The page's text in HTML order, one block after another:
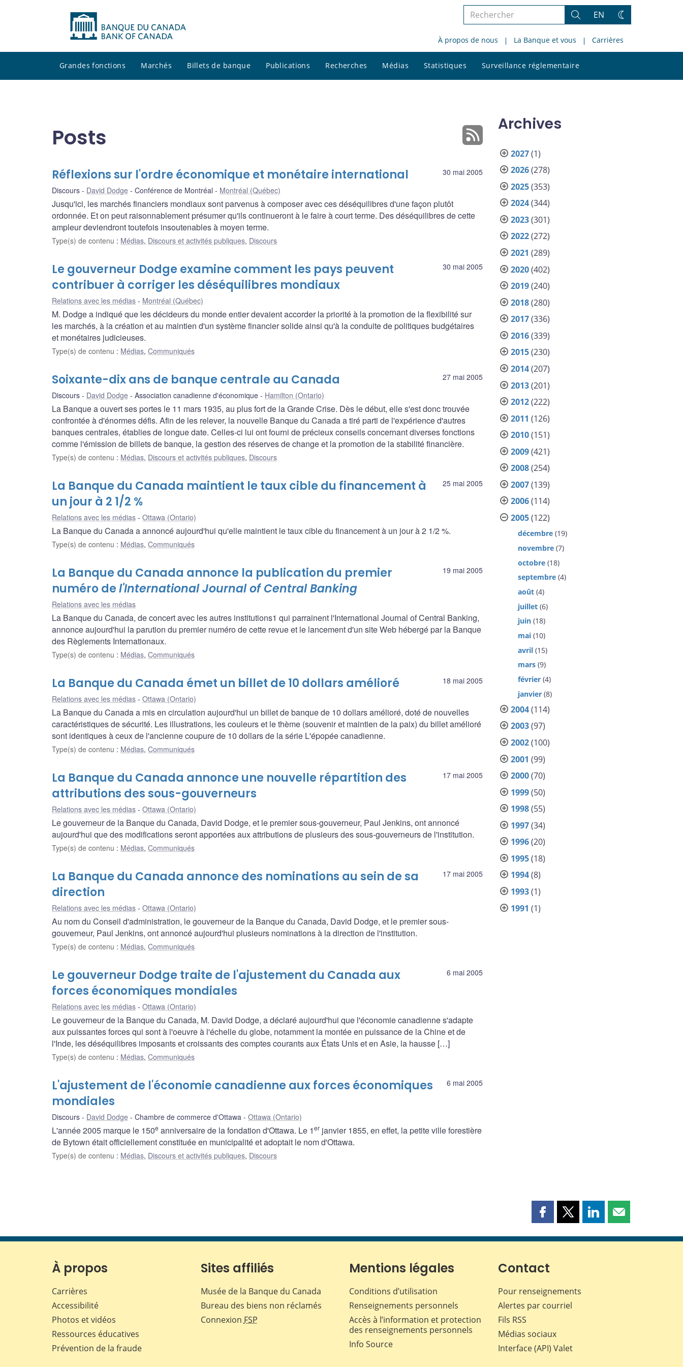
Rechercher
le
site
Rechercher
EN
Changez
thème
À propos de nous La Banque et vous Carrières
Grandes fonctions Marchés Billets de banque Publications Recherches Médias Statistiques Surveillance réglementaire
le
Posts
30 mai 2005
Réflexions sur l'ordre économique et monétaire international
Discours David Dodge Conférence de Montréal Montréal (Québec)
Jusqu'ici, les marchés financiers mondiaux sont parvenus à composer avec ces déséquilibres d'une façon plutôt
ordonnée. Et on peut raisonnablement présumer qu'ils continueront à le faire à court terme. Des déséquilibres de cette
ampleur deviendront toutefois insoutenables à moyen terme.
Type(s) de contenu : Médias, Discours et activités publiques, Discours
30 mai 2005
Le gouverneur Dodge examine comment les pays peuvent
contribuer à corriger les déséquilibres mondiaux
Relations avec les médias Montréal (Québec)
M. Dodge a indiqué que les décideurs du monde entier devaient accorder la priorité à la promotion de la flexibilité sur
les marchés, à la création et au maintien d'un système financier solide ainsi qu'à la conduite de politiques budgétaires
et monétaires judicieuses.
Type(s) de contenu : Médias, Communiqués
27 mai 2005
Soixante-dix ans de banque centrale au Canada
Discours David Dodge Association canadienne d'économique Hamilton (Ontario)
La Banque a ouvert ses portes le 11 mars 1935, au plus fort de la Grande Crise. Dès le début, elle s'est donc trouvée
confrontée à d'énormes défis. Afin de les relever, la nouvelle Banque du Canada a tiré parti de l'expérience d'autres
banques centrales, établies de longue date. Celles-ci lui ont fourni de précieux conseils concernant diverses fonctions
comme l'émission de billets de banque, la gestion des réserves de change et la promotion de la stabilité financière.
Type(s) de contenu : Médias, Discours et activités publiques, Discours
25 mai 2005
La Banque du Canada maintient le taux cible du financement à
un jour à 2 1/2 %
Relations avec les médias Ottawa (Ontario)
La Banque du Canada a annoncé aujourd'hui qu'elle maintient le taux cible du financement à un jour à 2 1/2 %.
Type(s) de contenu : Médias, Communiqués
19 mai 2005
La Banque du Canada annonce la publication du premier
numéro del'International Journal of Central Banking
Relations avec les médias
La Banque du Canada, de concert avec les autres institutions1 qui parrainent l'International Journal of Central Banking,
annonce aujourd'hui la parution du premier numéro de cette revue et le lancement d'un site Web hébergé par la Banque
des Règlements Internationaux.
Type(s) de contenu : Médias, Communiqués
18 mai 2005
La Banque du Canada émet un billet de 10 dollars amélioré
Relations avec les médias Ottawa (Ontario)
La Banque du Canada a mis en circulation aujourd'hui un billet de banque de 10 dollars amélioré, doté de nouvelles
caractéristiques de sécurité. Les illustrations, les couleurs et le thème (souvenir et maintien de la paix) du billet amélioré
sont identiques à ceux de l'ancienne coupure de 10 dollars de la série L'épopée canadienne.
Type(s) de contenu : Médias, Communiqués
17 mai 2005
La Banque du Canada annonce une nouvelle répartition des
attributions des sous-gouverneurs
Relations avec les médias Ottawa (Ontario)
Le gouverneur de la Banque du Canada, David Dodge, et le premier sous-gouverneur, Paul Jenkins, ont annoncé
aujourd'hui que des modifications seront apportées aux attributions de plusieurs des sous-gouverneurs de l'institution.
Type(s) de contenu : Médias, Communiqués
17 mai 2005
La Banque du Canada annonce des nominations au sein de sa
direction
Relations avec les médias Ottawa (Ontario)
Au nom du Conseil d'administration, le gouverneur de la Banque du Canada, David Dodge, et le premier sous-
gouverneur, Paul Jenkins, ont annoncé aujourd'hui plusieurs nominations à la direction de l'institution.
Type(s) de contenu : Médias, Communiqués
6 mai 2005
Le gouverneur Dodge traite de l'ajustement du Canada aux
forces économiques mondiales
Relations avec les médias Ottawa (Ontario)
Le gouverneur de la Banque du Canada, M. David Dodge, a déclaré aujourd'hui que l'économie canadienne s'adapte
aux puissantes forces qui sont à l'oeuvre à l'échelle du globe, notamment la montée en puissance de la Chine et de
l'Inde, les déséquilibres imposants et croissants des comptes courants aux États Unis et en Asie, la hausse […]
Type(s) de contenu : Médias, Communiqués
6 mai 2005
L'ajustement de l'économie canadienne aux forces économiques
mondiales
Discours David Dodge Chambre de commerce d'Ottawa Ottawa (Ontario)
L'année 2005 marque le 150e anniversaire de la fondation d'Ottawa. Le 1er janvier 1855, en effet, la petite ville forestière
de Bytown était officiellement constituée en municipalité et adoptait le nom d'Ottawa.
Type(s) de contenu : Médias, Discours et activités publiques, Discours
Archives
2027(1)
2026(278)
2025(353)
2024(344)
2023(301)
2022(272)
2021 (289)
2020(402)
2019(240)
2018(280)
2017(336)
2016(339)
2015(230)
2014(207)
2013(201)
2012(222)
2011 (126)
2010(151)
2009(421)
2008(254)
2007(139)
2006(114)
2005(122)
décembre (19)
novembre (7)
octobre (18)
septembre (4)
août (4)
juillet (6)
juin (18)
mai (10)
avril (15)
mars (9)
février (4)
janvier (8)
2004(114)
2003(97)
2002(100)
2001 (99)
2000(70)
1999(50)
1998(55)
1997(34)
1996(20)
1995(18)
1994(8)
1993(1)
1991 (1)
Partager
page
Facebook
Partager
page
Partager
page
Partager
page
À propos
Carrières
Accessibilité
Photos et vidéos
Ressources éducatives
Prévention de la fraude
Sites affiliés
Musée de la Banque du Canada
Bureau des biens non réclamés
Connexion FSP
Mentions légales
Conditions d’utilisation
Renseignements personnels
Accès à l’information et protection
des renseignements personnels
Info Source
Contact
Pour renseignements
Alertes par courriel
Fils RSS
Médias sociaux
Interface (API) Valet